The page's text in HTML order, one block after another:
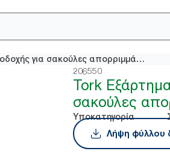
Tork Εξάρτημα υποδοχής για σακούλες απορριμμάτων
206550
Tork
σακούλες
Υποκατηγορία
Λήψη φύλλου